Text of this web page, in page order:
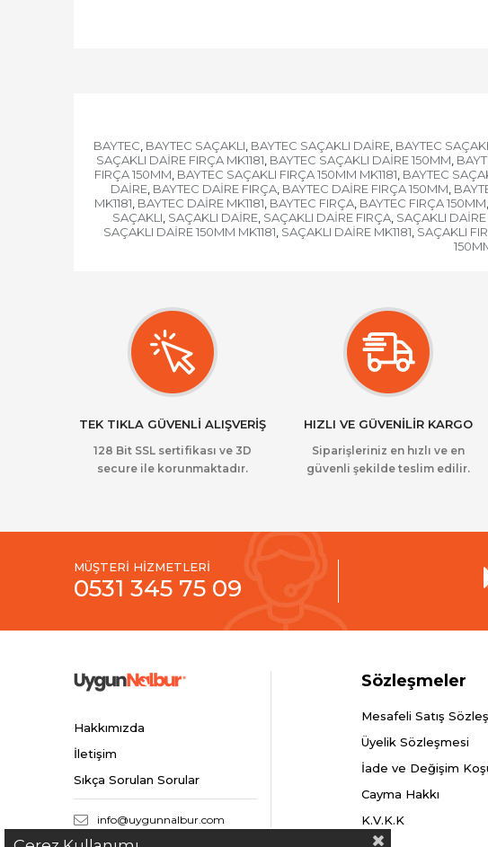
BAYTEC, BAYTEC SAÇAKLI, BAYTEC SAÇAKLI DAİRE, BAYTEC
SAÇAKLI DAİRE FIRÇA MK1181, BAYTEC SAÇAKLI DAİRE 150MM,
FIRÇA 150MM, BAYTEC SAÇAKLI FIRÇA 150MM MK1181, BAYTEC
DAİRE, BAYTEC DAİRE FIRÇA, BAYTEC DAİRE FIRÇA 150MM,
MK1181, BAYTEC DAİRE MK1181, BAYTEC FIRÇA, BAYTEC FIRÇA 150MM,
SAÇAKLI, SAÇAKLI DAİRE, SAÇAKLI DAİRE FIRÇA, SAÇAKLI
SAÇAKLI DAİRE 150MM MK1181, SAÇAKLI DAİRE MK1181, SAÇAKLI
TEK TIKLA GÜVENLİ ALIŞVERİŞ
128 Bit SSL sertifikası ve 3D
secure ile korunmaktadır.
HIZLI VE GÜVENİLİR KARGO
Siparişleriniz en hızlı ve en
güvenli şekilde teslim edilir.
MÜŞTERİ HİZMETLERİ
0531 345 75 09
Hakkımızda
İletişim
Sıkça Sorulan Sorular
info@uygunnalbur.com
Sözleşmeler
Mesafeli Satış
Üyelik Sözleşmesi
İade ve Değişim
Cayma Hakkı
K.V.K.K